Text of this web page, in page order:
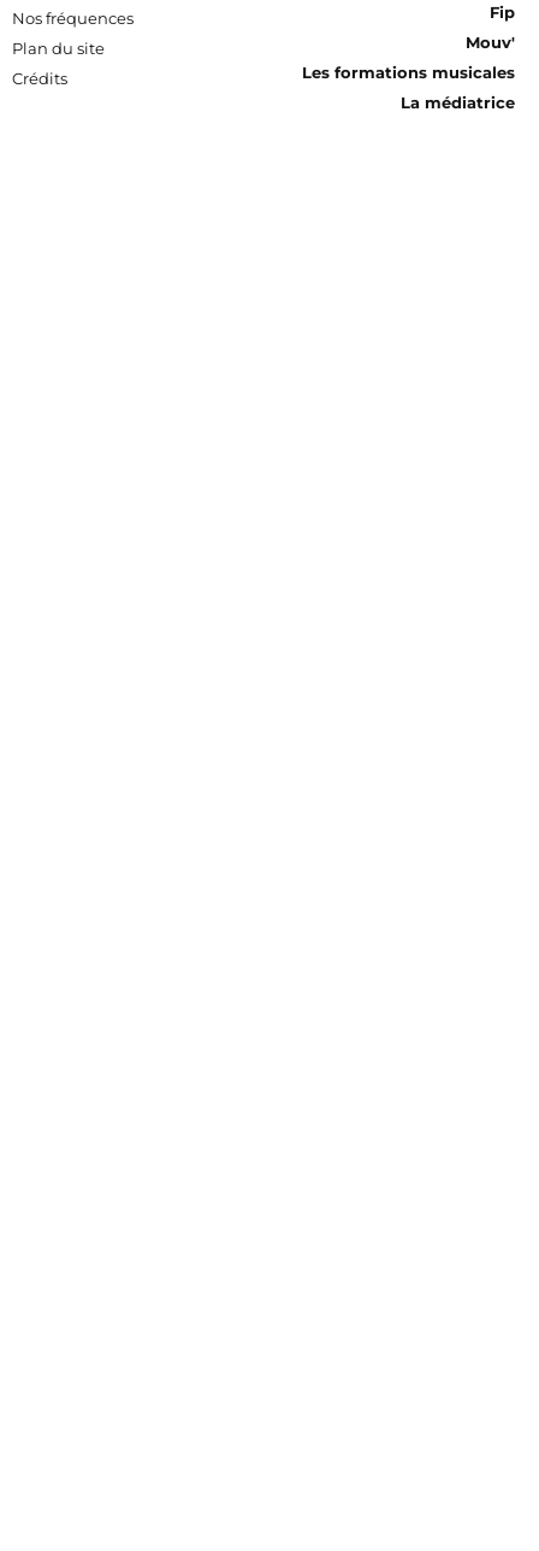
Nos fréquences
Plan du site
Crédits
Fip
Mouv'
Les formations musicales
La médiatrice